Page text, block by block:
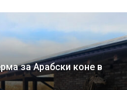
за Арабски коне в